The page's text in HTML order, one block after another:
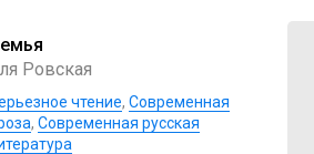
Ровская
чтение, Современная
, Современная русская